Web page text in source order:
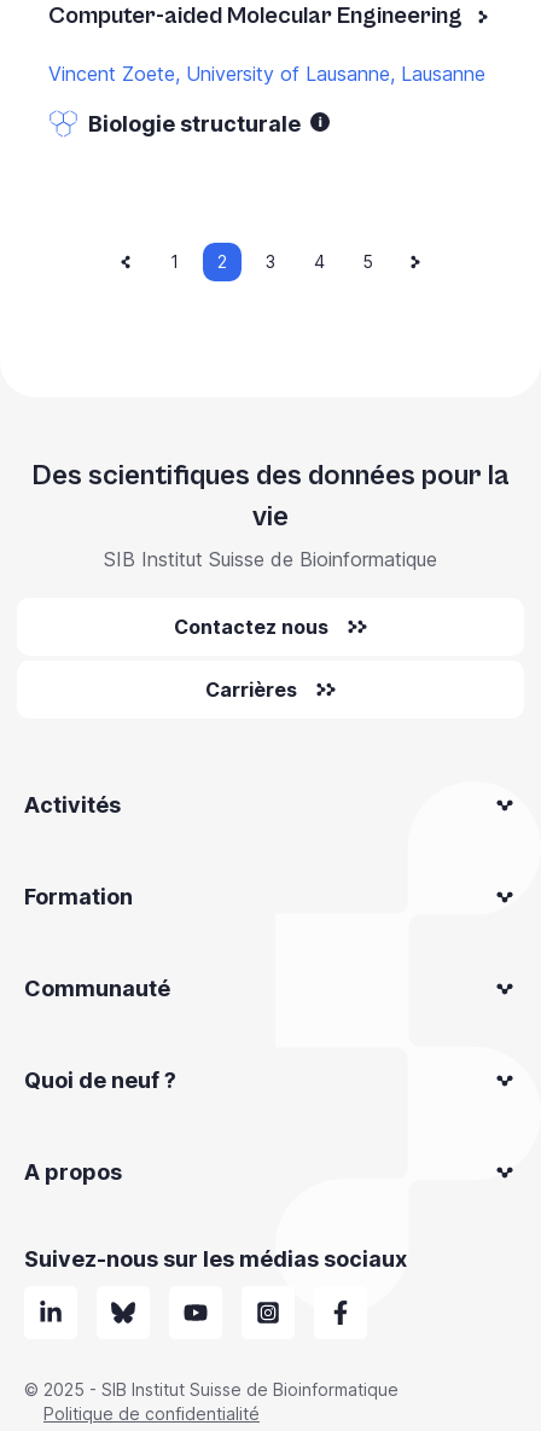
Computer-aided Molecular Engineering
Vincent Zoete, University of Lausanne, Lausanne
Biologie structurale
Pagination
précédente
Page
1
Current
page
2 Page
3 Page
4 Page
5
page
Des scientifiques des données pour la
vie
SIB Institut Suisse de Bioinformatique
Contactez nous
Carrières
Activités
Formation
Communauté
Quoi de neuf ?
A propos
Suivez-nous sur les médias sociaux
© 2025 - SIB Institut Suisse de Bioinformatique
Politique de confidentialité